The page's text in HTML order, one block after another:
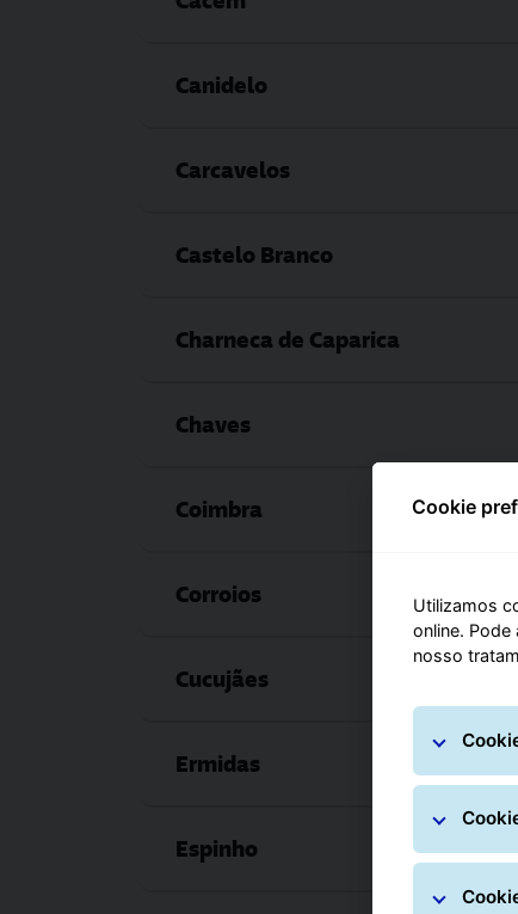
Canidelo
Carcavelos
Castelo Branco
Charneca de Caparica
Chaves
Coimbra
Corroios
Cucujães
Ermidas
Espinho
Cookie
Utilizamos
online.
nosso